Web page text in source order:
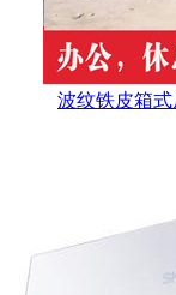
波纹铁皮箱式